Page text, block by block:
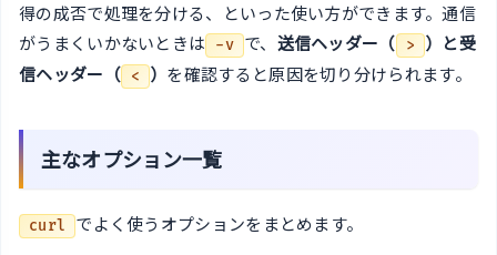
得の成否で処理を分ける、といった使い方ができます。通信
がうまくいかないときは
-v で、 送信ヘッダー（ >
）と受
信ヘッダー（
< ） を確認すると原因を切り分けられます。
主なオプション一覧
curl でよく使うオプションをまとめます。